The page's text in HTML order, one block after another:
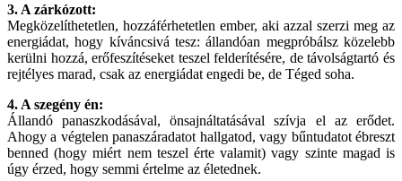
3. A zárkózott:
Megközelíthetetlen, hozzáférhetetlen ember, aki azzal szerzi meg az
energiádat, hogy kíváncsivá tesz: állandóan megpróbálsz közelebb
kerülni hozzá, erőfeszítéseket teszel felderítésére, de távolságtartó és
rejtélyes marad, csak az energiádat engedi be, de Téged soha.
4. A szegény én:
Állandó panaszkodásával, önsajnáltatásával szívja el az erődet.
Ahogy a végtelen panaszáradatot hallgatod, vagy bűntudatot ébreszt
benned (hogy miért nem teszel érte valamit) vagy szinte magad is
úgy érzed, hogy semmi értelme az életednek.